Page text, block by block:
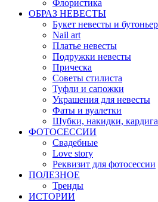
Флористика
ОБРАЗ НЕВЕСТЫ
Букет невесты и
Nail art
Платье невесты
Подружки невесты
Прическа
Советы стилиста
Туфли и сапожки
Украшения для невесты
Фаты и вуалетки
Шубки, накидки,
ФОТОСЕССИИ
Свадебные
Love story
Реквизит для фотосессии
ПОЛЕЗНОЕ
Тренды
ИСТОРИИ